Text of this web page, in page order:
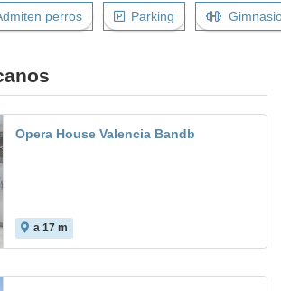
perros Parking
Opera House Valencia Bandb
a 17 m